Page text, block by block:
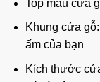
Top mẫu cửa
Khung cửa
ấm của bạn
Kích thước